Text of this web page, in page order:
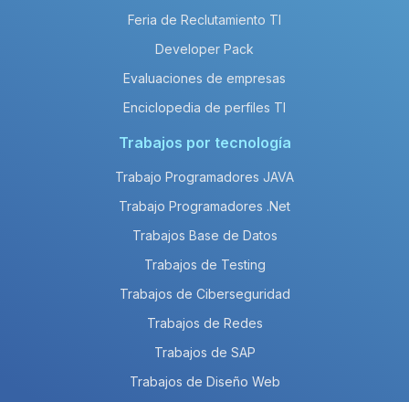
Feria de Reclutamiento TI
Developer Pack
Evaluaciones de empresas
Enciclopedia de perfiles TI
Trabajos por tecnología
Trabajo Programadores JAVA
Trabajo Programadores .Net
Trabajos Base de Datos
Trabajos de Testing
Trabajos de Ciberseguridad
Trabajos de Redes
Trabajos de SAP
Trabajos de Diseño Web